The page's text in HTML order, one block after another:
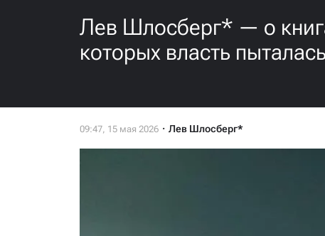
Лев Шлосберг* — о
которых власть
Лев Шлосберг*